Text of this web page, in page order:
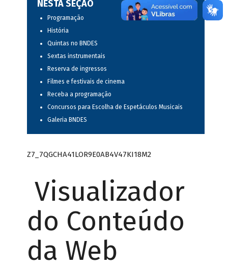
NESTA SEÇÃO
Programação
História
Quintas no BNDES
Sextas instrumentais
Reserva de ingressos
Filmes e festivais de cinema
Receba a programação
Concursos para Escolha de Espetáculos Musicais
Galeria BNDES
Z7_7QGCHA41LOR9E0AB4V47KI18M2
Visualizador
do Conteúdo
da Web